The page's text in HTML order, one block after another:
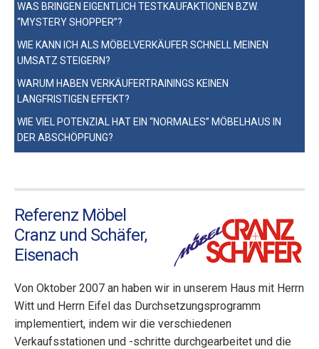
WAS BRINGEN EIGENTLICH TESTKAUFAKTIONEN BZW.
“MYSTERY SHOPPER”?
WIE KANN ICH ALS MÖBELVERKÄUFER SCHNELL MEINEN
UMSATZ STEIGERN?
WARUM HABEN VERKÄUFERTRAININGS KEINEN
LANGFRISTIGEN EFFEKT?
WIE VIEL POTENZIAL HAT EIN “NORMALES” MÖBELHAUS IN
DER ABSCHÖPFUNG?
Referenz Möbel
Cranz und Schäfer,
Eisenach
Von Oktober 2007 an haben wir in unserem Haus mit Herrn
Witt und Herrn Eifel das Durchsetzungsprogramm
implementiert, indem wir die verschiedenen
Verkaufsstationen und -schritte durchgearbeitet und die